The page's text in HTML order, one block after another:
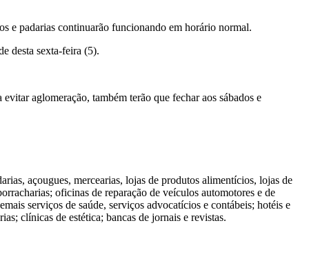
e padarias continuarão funcionando em horário normal.
desta sexta-feira (5).
aglomeração, também terão que fechar aos sábados e
açougues, mercearias, lojas de produtos alimentícios, lojas de
oficinas de reparação de veículos automotores e de
serviços de saúde, serviços advocatícios e contábeis; hotéis e
clínicas de estética; bancas de jornais e revistas.